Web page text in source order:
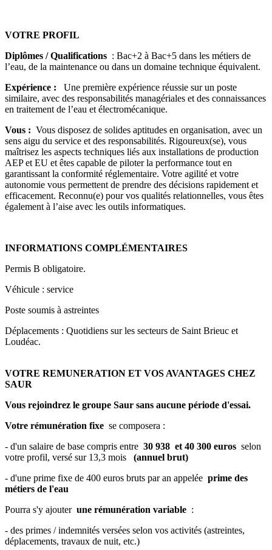
VOTRE PROFIL
Diplômes / Qualifications : Bac+2 à Bac+5 dans les métiers de
l’eau, de la maintenance ou dans un domaine technique équivalent.
Expérience : Une première expérience réussie sur un poste
similaire, avec des responsabilités managériales et des connaissances
en traitement de l’eau et électromécanique.
Vous : Vous disposez de solides aptitudes en organisation, avec un
sens aigu du service et des responsabilités. Rigoureux(se), vous
maîtrisez les aspects techniques liés aux installations de production
AEP et EU et êtes capable de piloter la performance tout en
garantissant la conformité réglementaire. Votre agilité et votre
autonomie vous permettent de prendre des décisions rapidement et
efficacement. Reconnu(e) pour vos qualités relationnelles, vous êtes
également à l’aise avec les outils informatiques.
INFORMATIONS COMPLÉMENTAIRES
Permis B obligatoire.
Véhicule : service
Poste soumis à astreintes
Déplacements : Quotidiens sur les secteurs de Saint Brieuc et
Loudéac.
VOTRE REMUNERATION ET VOS AVANTAGES CHEZ
SAUR
Vous rejoindrez le groupe Saur sans aucune période d'essai.
Votre rémunération fixe se composera :
- d'un salaire de base compris entre 30 938 et 40 300 euros selon
votre profil, versé sur 13,3 mois
(annuel brut)
- d'une prime fixe de 400 euros bruts par an appelée prime des
métiers de l'eau
Pourra s'y ajouter une rémunération variable :
- des primes / indemnités versées selon vos activités (astreintes,
déplacements, travaux de nuit, etc.)